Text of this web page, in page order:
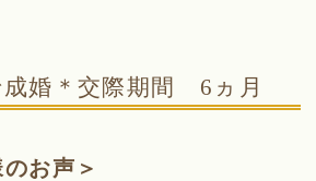
成婚＊交際期間 6ヵ月
お声＞